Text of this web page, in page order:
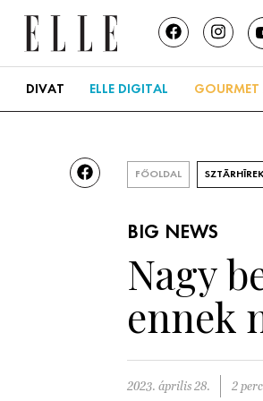
DIVAT ELLE DIGITAL GOURMET
FŐOLDAL
BIG NEWS
Nagy
ennek
2023. április 28. 2